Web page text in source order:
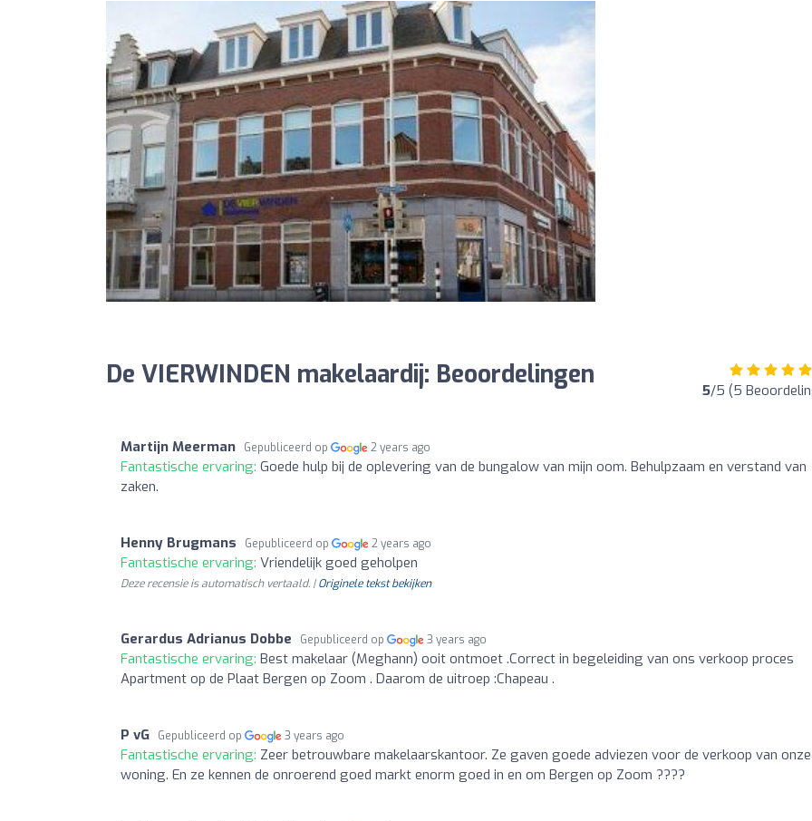
De VIERWINDEN makelaardij: Beoordelingen 5/5 (5
Martijn Meerman Gepubliceerd op 2 years ago
Fantastische ervaring: Goede hulp bij de oplevering van de bungalow van mijn oom. Behulpzaam en verstand van
zaken.
Henny Brugmans Gepubliceerd op 2 years ago
Fantastische ervaring: Vriendelijk goed geholpen
Deze recensie is automatisch vertaald. |Originele tekst bekijken
Gerardus Adrianus Dobbe Gepubliceerd op 3 years ago
Fantastische ervaring: Best makelaar (Meghann) ooit ontmoet .Correct in begeleiding van ons verkoop proces
Apartment op de Plaat Bergen op Zoom . Daarom de uitroep :Chapeau .
P vG Gepubliceerd op 3 years ago
Fantastische ervaring: Zeer betrouwbare makelaarskantoor. Ze gaven goede adviezen voor de verkoop van onze
woning. En ze kennen de onroerend goed markt enorm goed in en om Bergen op Zoom ????